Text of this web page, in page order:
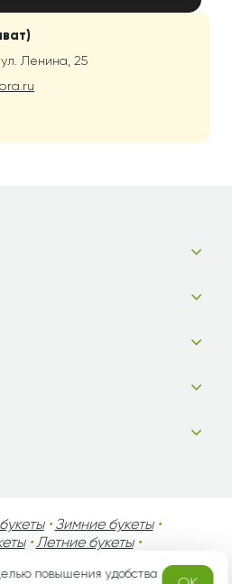
ул. Ленина, 25
• Зимние букеты•
•Летние букеты•
День Святого Валентина•
Мужчин•Праздники!
повышения удобства